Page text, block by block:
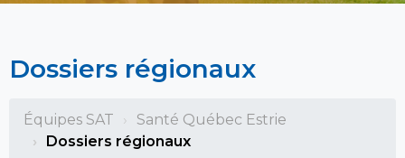
Dossiers régionaux
Équipes SAT
Santé Québec Estrie
Dossiers régionaux